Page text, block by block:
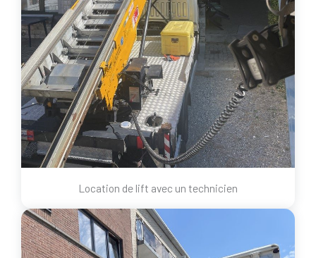
Location de lift avec un technicien